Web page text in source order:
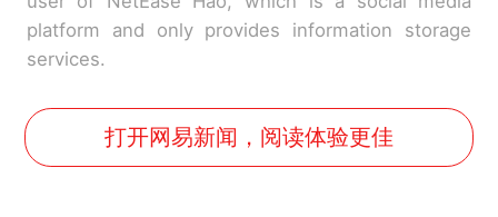
platform and only provides information storage
services.
打开网易新闻，阅读体验更佳